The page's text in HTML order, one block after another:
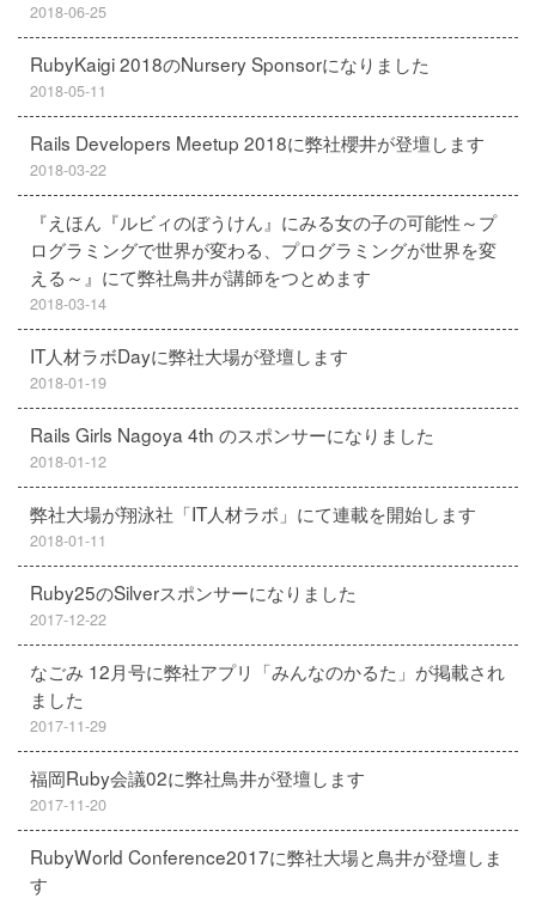
2018-06-25
RubyKaigi 2018のNursery Sponsorになりました
2018-05-11
Rails Developers Meetup 2018に弊社櫻井が登壇します
2018-03-22
『えほん『ルビィのぼうけん』にみる女の子の可能性～プ
ログラミングで世界が変わる、プログラミングが世界を変
える～』にて弊社鳥井が講師をつとめます
2018-03-14
IT人材ラボDayに弊社大場が登壇します
2018-01-19
Rails Girls Nagoya 4th のスポンサーになりました
2018-01-12
弊社大場が翔泳社「IT人材ラボ」にて連載を開始します
2018-01-11
Ruby25のSilverスポンサーになりました
2017-12-22
なごみ 12月号に弊社アプリ「みんなのかるた」が掲載され
ました
2017-11-29
福岡Ruby会議02に弊社鳥井が登壇します
2017-11-20
RubyWorld Conference2017に弊社大場と鳥井が登壇しま
す